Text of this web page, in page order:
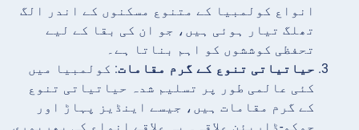
انواع کولمبیا کے متنوع مسکنوں کے اندر الگ
تھلگ تیار ہوئی ہیں، جو ان کی بقا کے لیے
تحفظی کوششوں کو اہم بناتا ہے۔
حیاتیاتی تنوع کے گرم مقامات: کولمبیا میں
کئی عالمی طور پر تسلیم شدہ حیاتیاتی تنوع
کے گرم مقامات ہیں، جیسے اینڈیز پہاڑ اور
چوکو-ڈاریئن علاقہ۔ یہ علاقے انواع کی بھرپوری